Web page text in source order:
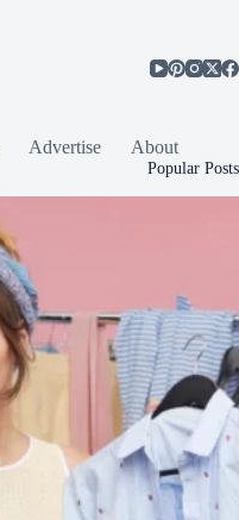
About
Advertise
Popular Posts